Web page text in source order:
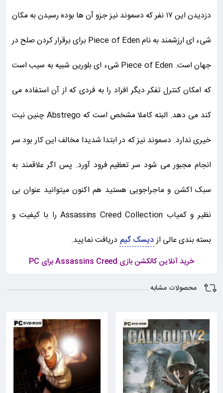
دزدیدن این ۱۷ نفر که دسموند نیز جزو آن ها بوده رسیدن به مکان
شیء ای ارزشمند به نام Piece of Eden برای برقرار کردن صلح در
جهان است. Piece of Eden شیء ای بلورین شبیه به سیب است
که امکان کنترل تفکر دیگر افراد را به فردی که از آن استفاده می
کند می دهد. البته کاملا مشخص است که Abstrego چنین نیت
خیری ندارد. دسموند نیز که در ابتدا شدیدا مخالف این کار بود سر
انجام مجبور می شود سر تعظیم فرود آورد. پس اگر علاقمند به
سبک اکشن و ماجراجویی هستید هم اکنون میتوانید عنوان بی
نظیر و کمیاب Assassins Creed Collection را با کیفیت و
بسته بندی عالی ازدیسک گیم دریافت نمایید.
خرید آنلاین کالکشن بازی Assassins Creed برای PC
محصولات مشابه